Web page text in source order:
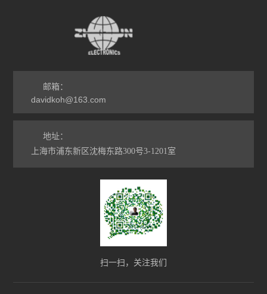
邮箱：
davidkoh@163.com
地址：
上海市浦东新区沈梅东路300号3-1201室
扫一扫，关注我们